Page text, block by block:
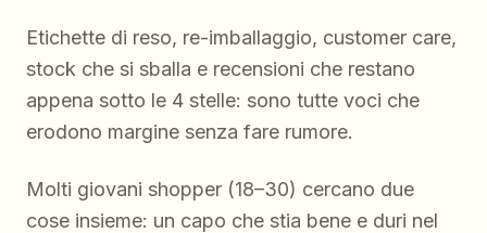
Etichette di reso, re-imballaggio, customer care,
stock che si sballa e recensioni che restano
appena sotto le 4 stelle: sono tutte voci che
erodono margine senza fare rumore.
Molti giovani shopper (18–30) cercano due
cose insieme: un capo che stia bene e duri nel